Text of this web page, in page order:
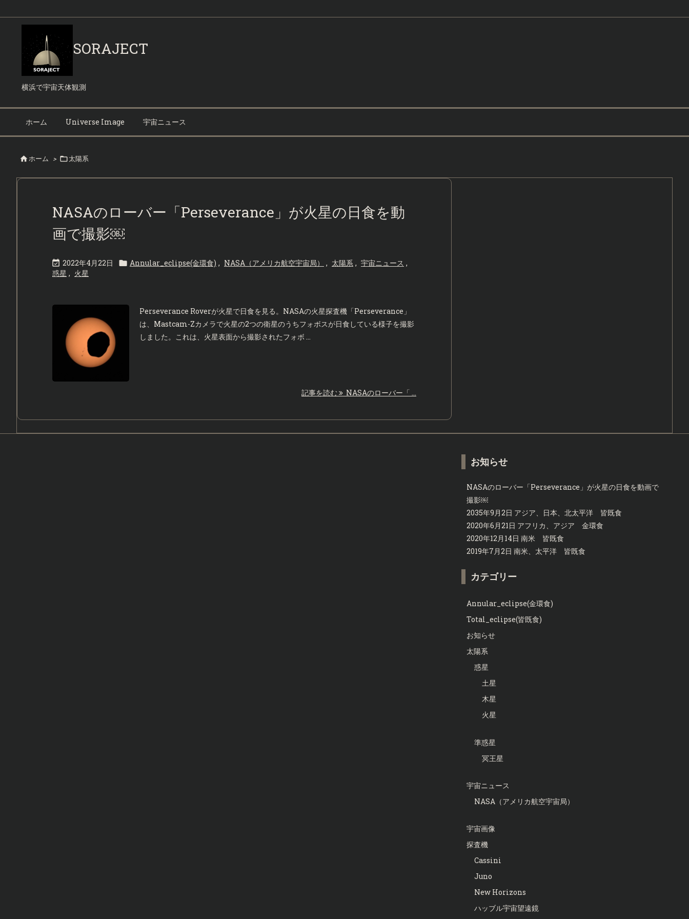
SORAJECT
横浜で宇宙天体観測
ホーム Universe Image 宇宙ニュース
ホーム > 太陽系
NASAのローバー「Perseverance」が火星の日食を動
画で撮影￼
 2022年4月22日  Annular_eclipse(金環食) , NASA（アメリカ航空宇宙局） , 太陽系 , 宇宙ニュース ,
惑星 , 火星
Perseverance Roverが火星で日食を見る。NASAの火星探査機「Perseverance」
は、Mastcam-Zカメラで火星の2つの衛星のうちフォボスが日食している様子を撮影
しました。これは、火星表面から撮影されたフォボ ...
記事を読む NASAのローバー「 ...
お知らせ
NASAのローバー「Perseverance」が火星の日食を動画で
撮影￼
2035年9月2日 アジア、日本、北太平洋 皆既食
2020年6月21日 アフリカ、アジア 金環食
2020年12月14日 南米 皆既食
2019年7月2日 南米、太平洋 皆既食
カテゴリー
Annular_eclipse(金環食)
Total_eclipse(皆既食)
お知らせ
太陽系
惑星
土星
木星
火星
準惑星
冥王星
宇宙ニュース
NASA（アメリカ航空宇宙局）
宇宙画像
探査機
Cassini
Juno
New Horizons
ハッブル宇宙望遠鏡